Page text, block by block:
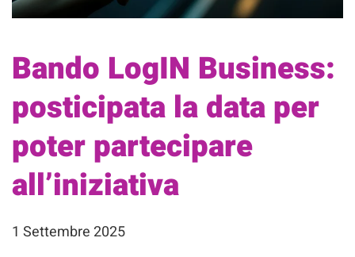
Bando LogIN Business:
posticipata la data per
poter partecipare
all’iniziativa
1 Settembre 2025